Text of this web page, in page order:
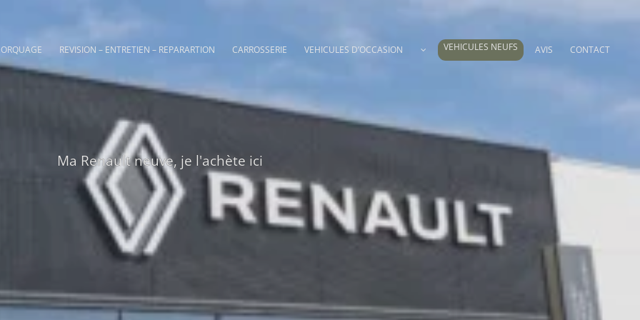
REVISION – ENTRETIEN – REPARARTION CARROSSERIE VEHICULES D’OCCASION VEHICULES NEUFS AVIS CONTACT
Ma Renault neuve, je l'achète ici